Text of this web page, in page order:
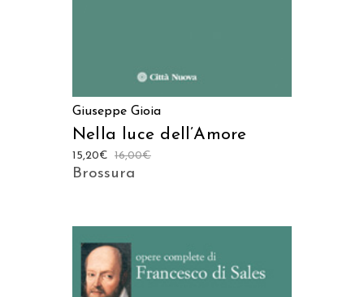
Giuseppe Gioia
Nella luce dell’Amore
16,00€
15,20€
Brossura